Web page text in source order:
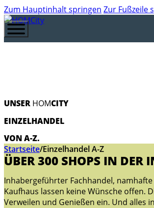
Zum Hauptinhalt springen Zur Fußzeile
UNSER HOMCITY
EINZELHANDEL
VON A-Z.
Startseite/Einzelhandel A-Z
ÜBER 300 SHOPS IN DER
Inhabergeführter Fachhandel,
Kaufhaus lassen keine Wünsche offen.
Verweilen und Genießen ein. Und alles